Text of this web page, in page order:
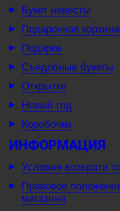
Букет невесты
Подарочная корзина
Подарки
Съедобные букеты
Открытки
Новый год
Коробочки
ИНФОРМАЦИЯ
Условия возврата
Правовое
магазина